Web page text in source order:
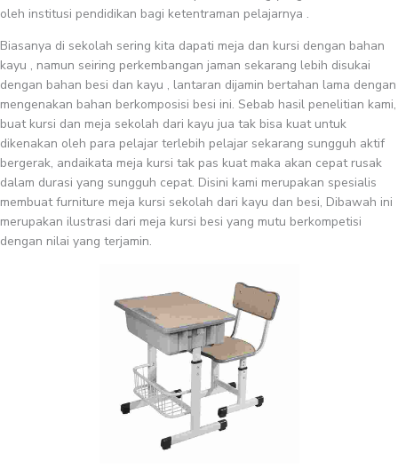
oleh institusi pendidikan bagi ketentraman pelajarnya .
Biasanya di sekolah sering kita dapati meja dan kursi dengan bahan
kayu , namun seiring perkembangan jaman sekarang lebih disukai
dengan bahan besi dan kayu , lantaran dijamin bertahan lama dengan
mengenakan bahan berkomposisi besi ini. Sebab hasil penelitian kami,
buat kursi dan meja sekolah dari kayu jua tak bisa kuat untuk
dikenakan oleh para pelajar terlebih pelajar sekarang sungguh aktif
bergerak, andaikata meja kursi tak pas kuat maka akan cepat rusak
dalam durasi yang sungguh cepat. Disini kami merupakan spesialis
membuat furniture meja kursi sekolah dari kayu dan besi, Dibawah ini
merupakan ilustrasi dari meja kursi besi yang mutu berkompetisi
dengan nilai yang terjamin.